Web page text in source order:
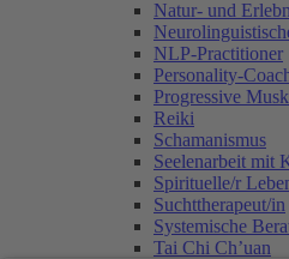
Natur- und
NLP-Practitioner
Personality-
Progressive
Reiki
Schamanismus
Seelenarbeit mit
Spirituelle/r
Suchttherapeut/in
Systemische
Tai Chi Ch’uan